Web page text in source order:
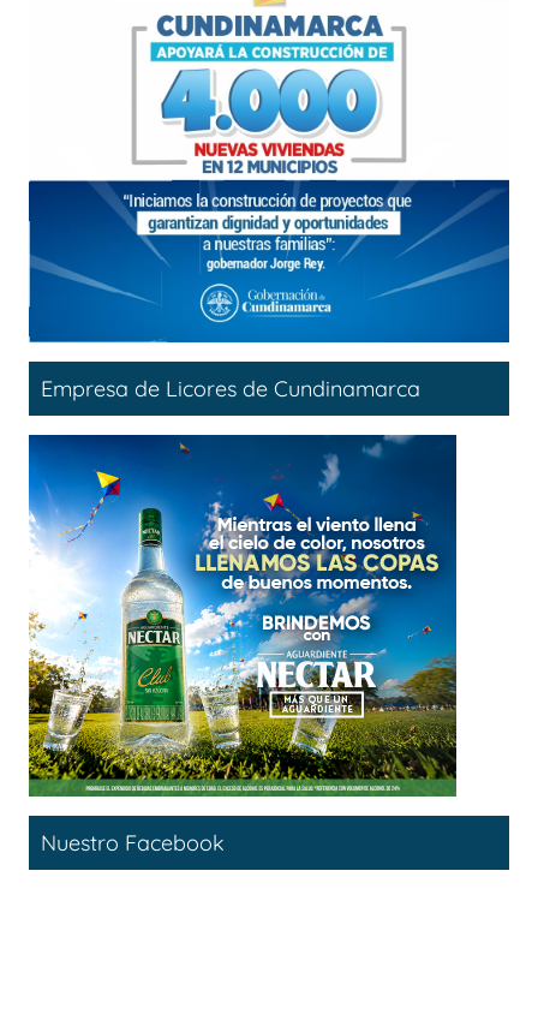
Empresa de Licores de Cundinamarca
Nuestro Facebook